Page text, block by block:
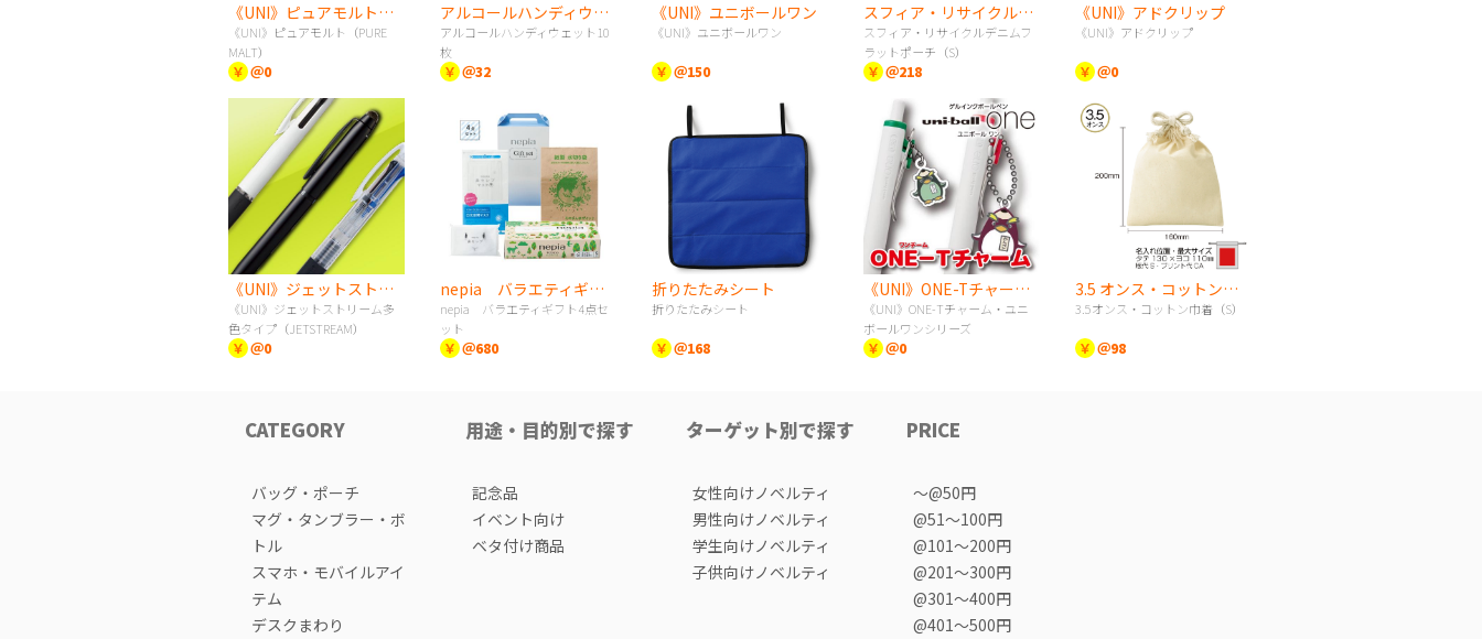
《UNI》ピュアモルト（PURE MALT）
《UNI》ピュアモルト（PURE
MALT）
￥ ＠0
アルコールハンディウェット10枚
アルコールハンディウェット10
枚
￥ ＠32
《UNI》ユニボールワン
《UNI》ユニボールワン
￥ ＠150
スフィア・リサイクルデニムフラットポーチ（S）
スフィア・リサイクルデニムフ
ラットポーチ（S）
￥ ＠218
《UNI》アドクリップ
《UNI》アドクリップ
￥ ＠0
《UNI》ジェットストリーム多色タイプ（JETSTREAM）
《UNI》ジェットストリーム多
色タイプ（JETSTREAM）
￥ ＠0
nepia バラエティギフト4点セット
nepia バラエティギフト4点セ
ット
￥ ＠680
折りたたみシート
折りたたみシート
￥ ＠168
《UNI》ONE-Tチャーム・ユニボールワンシリーズ
《UNI》ONE-Tチャーム・ユニ
ボールワンシリーズ
￥ ＠0
3.5 オンス・コットン巾着（S）
3.5オンス・コットン巾着（S）
￥ ＠98
CATEGORY
バッグ・ポーチ
マグ・タンブラー・ボ
トル
スマホ・モバイルアイ
テム
デスクまわり
用途・目的別で探す
記念品
イベント向け
ベタ付け商品
ターゲット別で探す
女性向けノベルティ
男性向けノベルティ
学生向けノベルティ
子供向けノベルティ
PRICE
〜@50円
@51〜100円
@101〜200円
@201〜300円
@301〜400円
@401〜500円